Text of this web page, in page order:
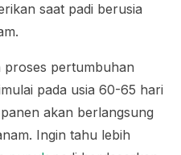
saat padi berusia
proses pertumbuhan
pada usia 60-65 hari
akan berlangsung
Ingin tahu lebih